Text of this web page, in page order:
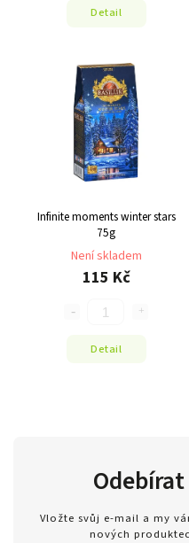
Detail
Infinite moments winter stars
75g
Není skladem
115 Kč
Detail
Vložte svůj e-mail a my
nových